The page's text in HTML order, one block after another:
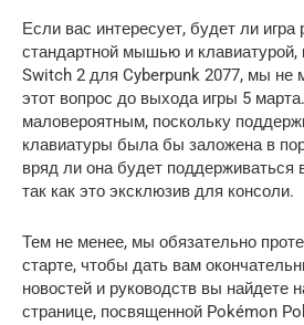
Если вас интересует, будет ли игра
стандартной мышью и клавиатурой,
Switch 2 для Cyberpunk 2077, мы не
этот вопрос до выхода игры 5
маловероятным, поскольку
клавиатуры была бы заложена в
вряд ли она будет поддерживаться
так как это эксклюзив для консоли.
Тем не менее, мы обязательно
старте, чтобы дать вам
новостей и руководств вы найдете
странице, посвященной Pokémon